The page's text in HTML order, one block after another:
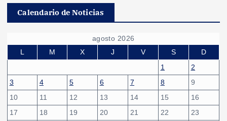
Calendario de Noticias
agosto 2026
L
M X J V S
D
1
2
3
4 5 6 7 8
9
10
11 12 13 14 15
16
17
18 19 20 21 22
23